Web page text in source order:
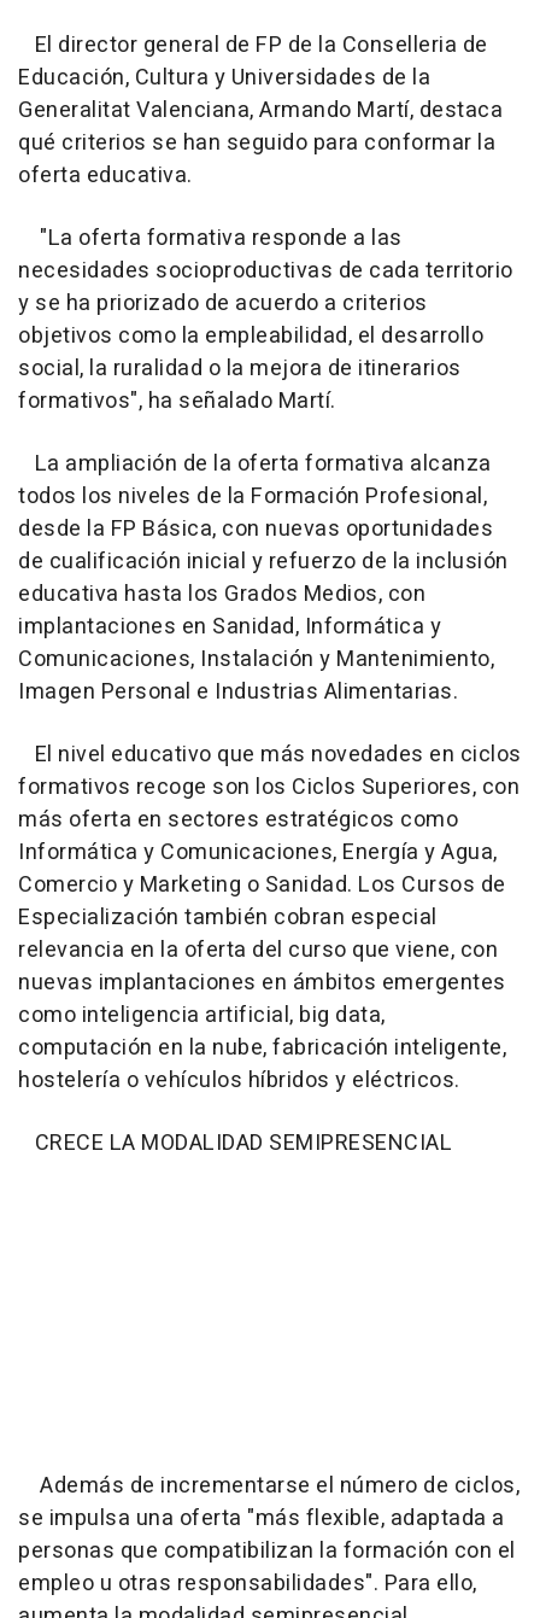
El director general de FP de la Conselleria de
Educación, Cultura y Universidades de la
Generalitat Valenciana, Armando Martí, destaca
qué criterios se han seguido para conformar la
oferta educativa.
"La oferta formativa responde a las
necesidades socioproductivas de cada territorio
y se ha priorizado de acuerdo a criterios
objetivos como la empleabilidad, el desarrollo
social, la ruralidad o la mejora de itinerarios
formativos", ha señalado Martí.
La ampliación de la oferta formativa alcanza
todos los niveles de la Formación Profesional,
desde la FP Básica, con nuevas oportunidades
de cualificación inicial y refuerzo de la inclusión
educativa hasta los Grados Medios, con
implantaciones en Sanidad, Informática y
Comunicaciones, Instalación y Mantenimiento,
Imagen Personal e Industrias Alimentarias.
El nivel educativo que más novedades en ciclos
formativos recoge son los Ciclos Superiores, con
más oferta en sectores estratégicos como
Informática y Comunicaciones, Energía y Agua,
Comercio y Marketing o Sanidad. Los Cursos de
Especialización también cobran especial
relevancia en la oferta del curso que viene, con
nuevas implantaciones en ámbitos emergentes
como inteligencia artificial, big data,
computación en la nube, fabricación inteligente,
hostelería o vehículos híbridos y eléctricos.
CRECE LA MODALIDAD SEMIPRESENCIAL
Además de incrementarse el número de ciclos,
se impulsa una oferta "más flexible, adaptada a
personas que compatibilizan la formación con el
empleo u otras responsabilidades". Para ello,